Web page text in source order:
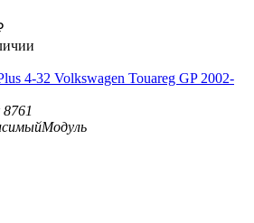
4-32 Volkswagen Touareg GP 2002-
8761